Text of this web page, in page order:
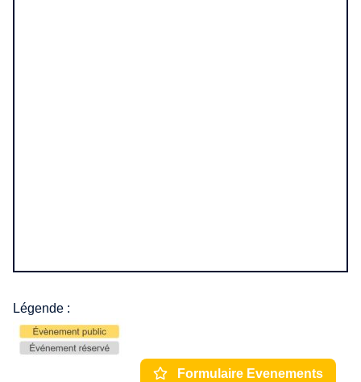
Légende :
Formulaire Evenements